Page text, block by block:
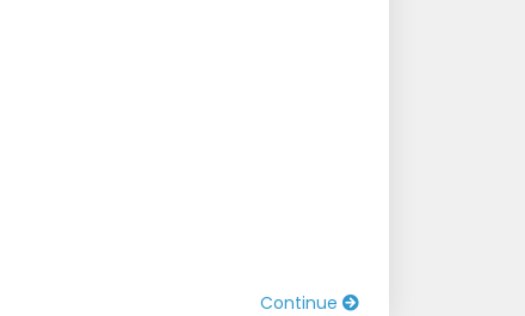
Continue